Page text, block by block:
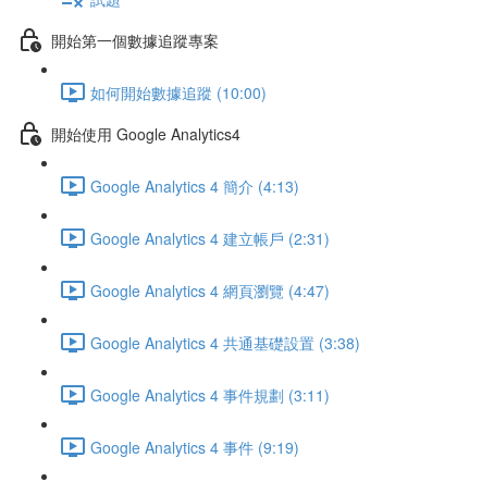
開始第一個數據追蹤專案
如何開始數據追蹤 (10:00)
開始使用 Google Analytics4
Google Analytics 4 簡介 (4:13)
Google Analytics 4 建立帳戶 (2:31)
Google Analytics 4 網頁瀏覽 (4:47)
Google Analytics 4 共通基礎設置 (3:38)
Google Analytics 4 事件規劃 (3:11)
Google Analytics 4 事件 (9:19)